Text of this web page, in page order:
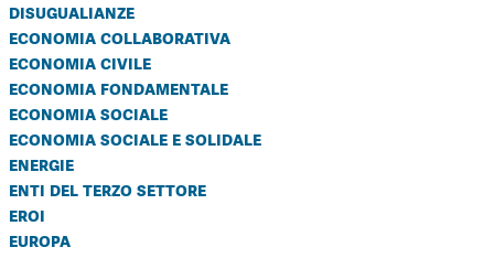
disugualianze
economia collaborativa
economia civile
economia fondamentale
economia sociale
economia sociale e solidale
energie
enti del terzo settore
eroi
europa